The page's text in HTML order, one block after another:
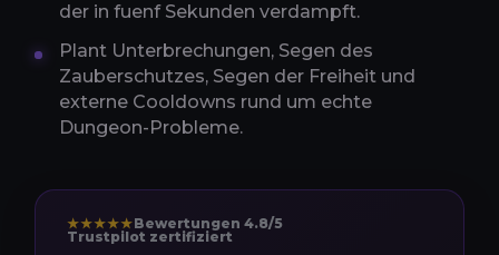
der in fuenf Sekunden verdampft.
Plant Unterbrechungen, Segen des
Zauberschutzes, Segen der Freiheit und
externe Cooldowns rund um echte
Dungeon-Probleme.
★★★★★Bewertungen 4.8/5
Trustpilot zertifiziert